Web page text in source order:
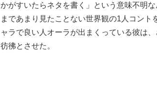
かがすいたらネタを書く」という意味不明
まであまり見たことない世界観の1人コント
ャラで良い人オーラが出まくっている彼は
彷彿とさせた。